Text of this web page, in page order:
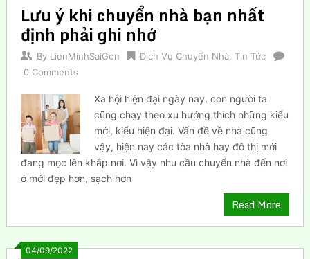
Lưu ý khi chuyển nhà bạn nhất
định phải ghi nhớ
By LienMinhSaiGon Dịch Vụ Chuyển Nhà, Tin Tức
0 Comments
Xã hội hiện đại ngày nay, con người ta
cũng chạy theo xu hướng thích những kiểu
mới, kiểu hiện đại. Vấn đề về nhà cũng
vậy, hiện nay các tòa nhà hay đô thị mới
đang mọc lên khắp nơi. Vì vậy nhu cầu chuyển nhà đến nơi
ở mới đẹp hơn, sạch hơn
Read More
04/09/2022